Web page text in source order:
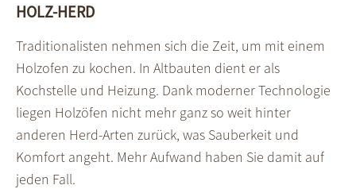
HOLZ-HERD
Traditionalisten nehmen sich die Zeit, um mit einem
Holzofen zu kochen. In Altbauten dient er als
Kochstelle und Heizung. Dank moderner Technologie
liegen Holzöfen nicht mehr ganz so weit hinter
anderen Herd-Arten zurück, was Sauberkeit und
Komfort angeht. Mehr Aufwand haben Sie damit auf
jeden Fall.